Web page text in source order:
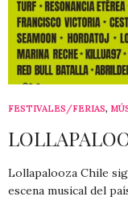
FESTIVALES/FERIAS,
Lollapalooza Chile
escena musical del